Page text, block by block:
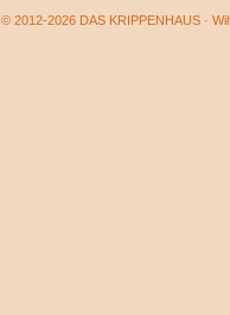
© 2012-2026 DAS KRIPPENHAUS ·